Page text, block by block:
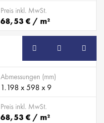
Preis inkl. MwSt.
68,53 € / m²
Abmessungen (mm)
1.198 x 598 x 9
Preis inkl. MwSt.
68,53 € / m²